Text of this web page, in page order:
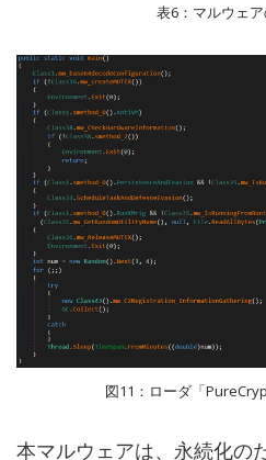
表6：マルウェ
図11：ローダ「
本マルウェアは、永続化の